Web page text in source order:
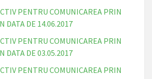
PENTRU COMUNICAREA PRIN
DATA DE 14.06.2017
PENTRU COMUNICAREA PRIN
DATA DE 03.05.2017
PENTRU COMUNICAREA PRIN